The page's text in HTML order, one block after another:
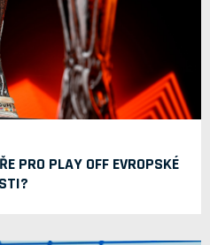
PRO PLAY OFF EVROPSKÉ